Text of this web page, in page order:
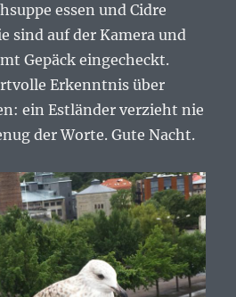
essen und Cidre
sind auf der Kamera und
Gepäck eingecheckt.
Erkenntnis über
ein Estländer verzieht nie
der Worte. Gute Nacht.